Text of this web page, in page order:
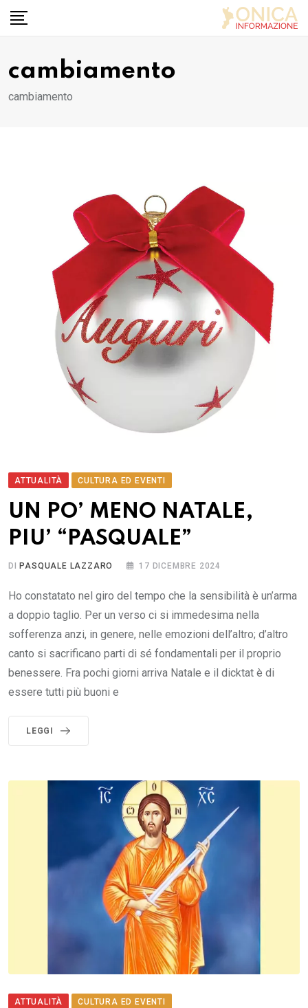
Skip
cambiamento
cambiamento
ATTUALITÀ CULTURA ED EVENTI
UN PO’ MENO NATALE,
PIU’ “PASQUALE”
DIPASQUALE LAZZARO 17 DICEMBRE 2024
Ho constatato nel giro del tempo che la sensibilità è un’arma
a doppio taglio. Per un verso ci si immedesima nella
sofferenza anzi, in genere, nelle emozioni dell’altro; d’altro
canto si sacrificano parti di sé fondamentali per il proprio
benessere. Fra pochi giorni arriva Natale e il dicktat è di
essere tutti più buoni e
LEGGI
ATTUALITÀ CULTURA ED EVENTI